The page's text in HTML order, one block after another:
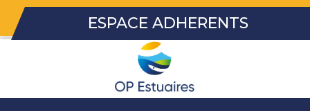
ESPACE ADHERENTS